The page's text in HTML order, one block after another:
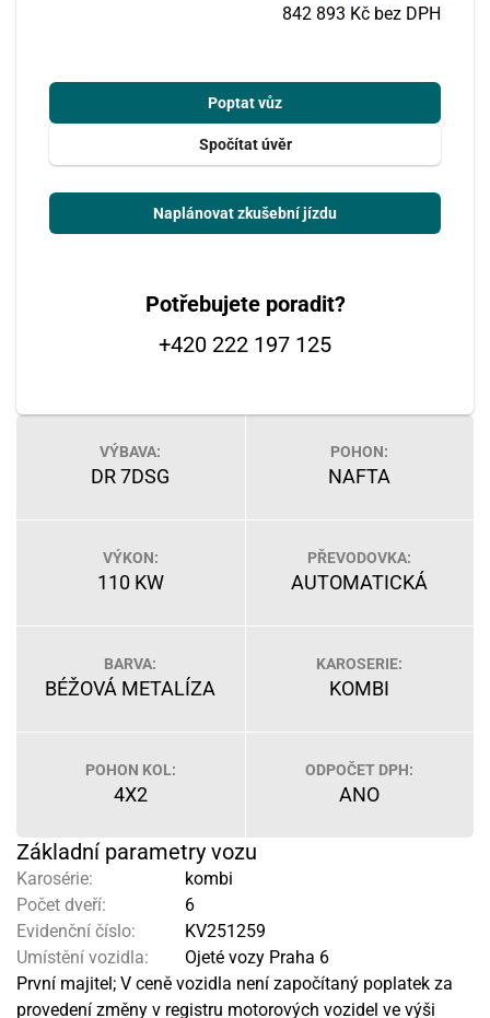
842 893 Kč bez DPH
Poptat vůz
Spočítat úvěr
Naplánovat zkušební jízdu
Potřebujete poradit?
+420 222 197 125
VÝBAVA:
DR 7DSG
POHON:
NAFTA
VÝKON:
110 KW
PŘEVODOVKA:
AUTOMATICKÁ
BARVA:
BÉŽOVÁ METALÍZA
KAROSERIE:
KOMBI
POHON KOL:
4X2
ODPOČET DPH:
ANO
Základní parametry vozu
Karosérie:
kombi
Počet dveří:
6
Evidenční číslo:
KV251259
Umístění vozidla:
Ojeté vozy Praha 6
První majitel; V ceně vozidla není započítaný poplatek za
provedení změny v registru motorových vozidel ve výši